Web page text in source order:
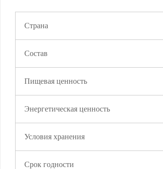
Страна
Состав
Пищевая ценность
Энергетическая ценность
Условия хранения
Срок годности